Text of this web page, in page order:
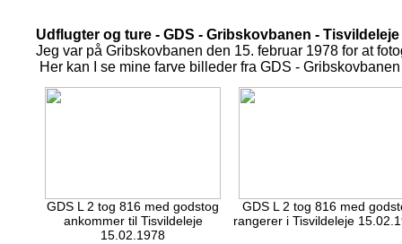
Udflugter og ture - GDS - Gribskovbanen -
Jeg var på Gribskovbanen den 15. februar 1978 for at
Her kan I se mine farve billeder fra GDS - Gribskovbanen
GDS L 2 tog 816 med godstog
ankommer til Tisvildeleje
15.02.1978
GDS L 2 tog 816 med
rangerer i Tisvildeleje